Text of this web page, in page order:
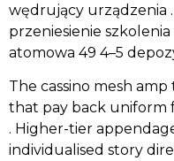
wędrujący urządzenia
przeniesienie
atomowa 49 4–5
The cassino mesh
that pay back uniform
. Higher-tier
individualised story